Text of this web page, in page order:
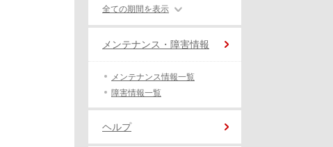
全ての期間を表示
メンテナンス・障害情報
メンテナンス情報一覧
障害情報一覧
ヘルプ